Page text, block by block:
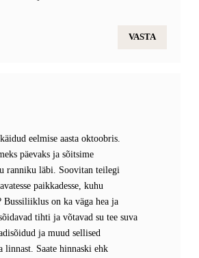
VASTA
eelmise aasta oktoobris.
päevaks ja sõitsime
ranniku läbi. Soovitan teilegi
paikkadesse, kuhu
Bussiliiklus on ka väga hea ja
tihti ja võtavad su tee suva
ja muud sellised
linnast. Saate hinnaski ehk